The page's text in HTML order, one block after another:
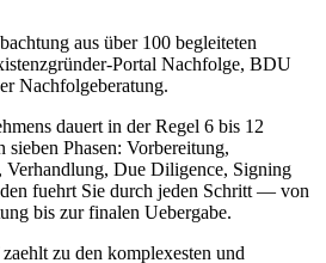
aus über 100 begleiteten
Portal Nachfolge, BDU
Nachfolgeberatung.
dauert in der Regel 6 bis 12
Phasen: Vorbereitung,
Verhandlung, Due Diligence, Signing
fuehrt Sie durch jeden Schritt — von
bis zur finalen Uebergabe.
zu den komplexesten und